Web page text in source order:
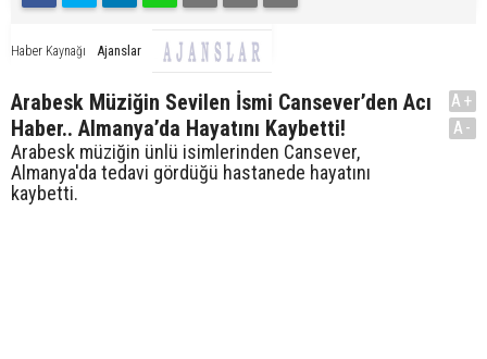
Haber Kaynağı Ajanslar
Arabesk Müziğin Sevilen İsmi Cansever’den Acı
Haber.. Almanya’da Hayatını Kaybetti!
Arabesk müziğin ünlü isimlerinden Cansever,
Almanya'da tedavi gördüğü hastanede hayatını
kaybetti.
A+
A-